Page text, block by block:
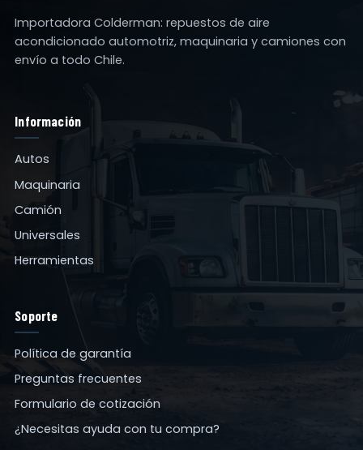
Importadora Colderman: repuestos de aire
acondicionado automotriz, maquinaria y camiones con
envío a todo Chile.
Información
Autos
Maquinaria
Camión
Universales
Herramientas
Soporte
Política de garantía
Preguntas frecuentes
Formulario de cotización
¿Necesitas ayuda con tu compra?